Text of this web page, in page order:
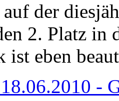
der
2. Platz in
ist eben
-